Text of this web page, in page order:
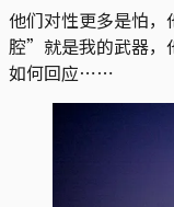
他们对性更多是怕
腔”就是我的武器
如何回应⋯⋯